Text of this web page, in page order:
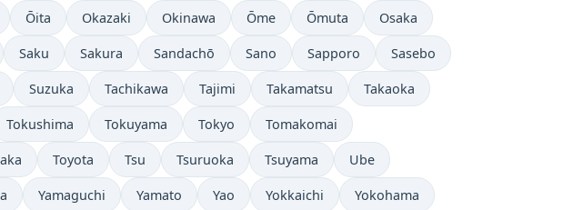
Ōita Okazaki Okinawa Ōme Ōmuta Osaka
Saku Sakura Sandachō Sano Sapporo Sasebo
Suzuka Tachikawa Tajimi Takamatsu Takaoka
Tokushima Tokuyama Tokyo Tomakomai
Toyota Tsu Tsuruoka Tsuyama Ube
Yamaguchi Yamato Yao Yokkaichi Yokohama